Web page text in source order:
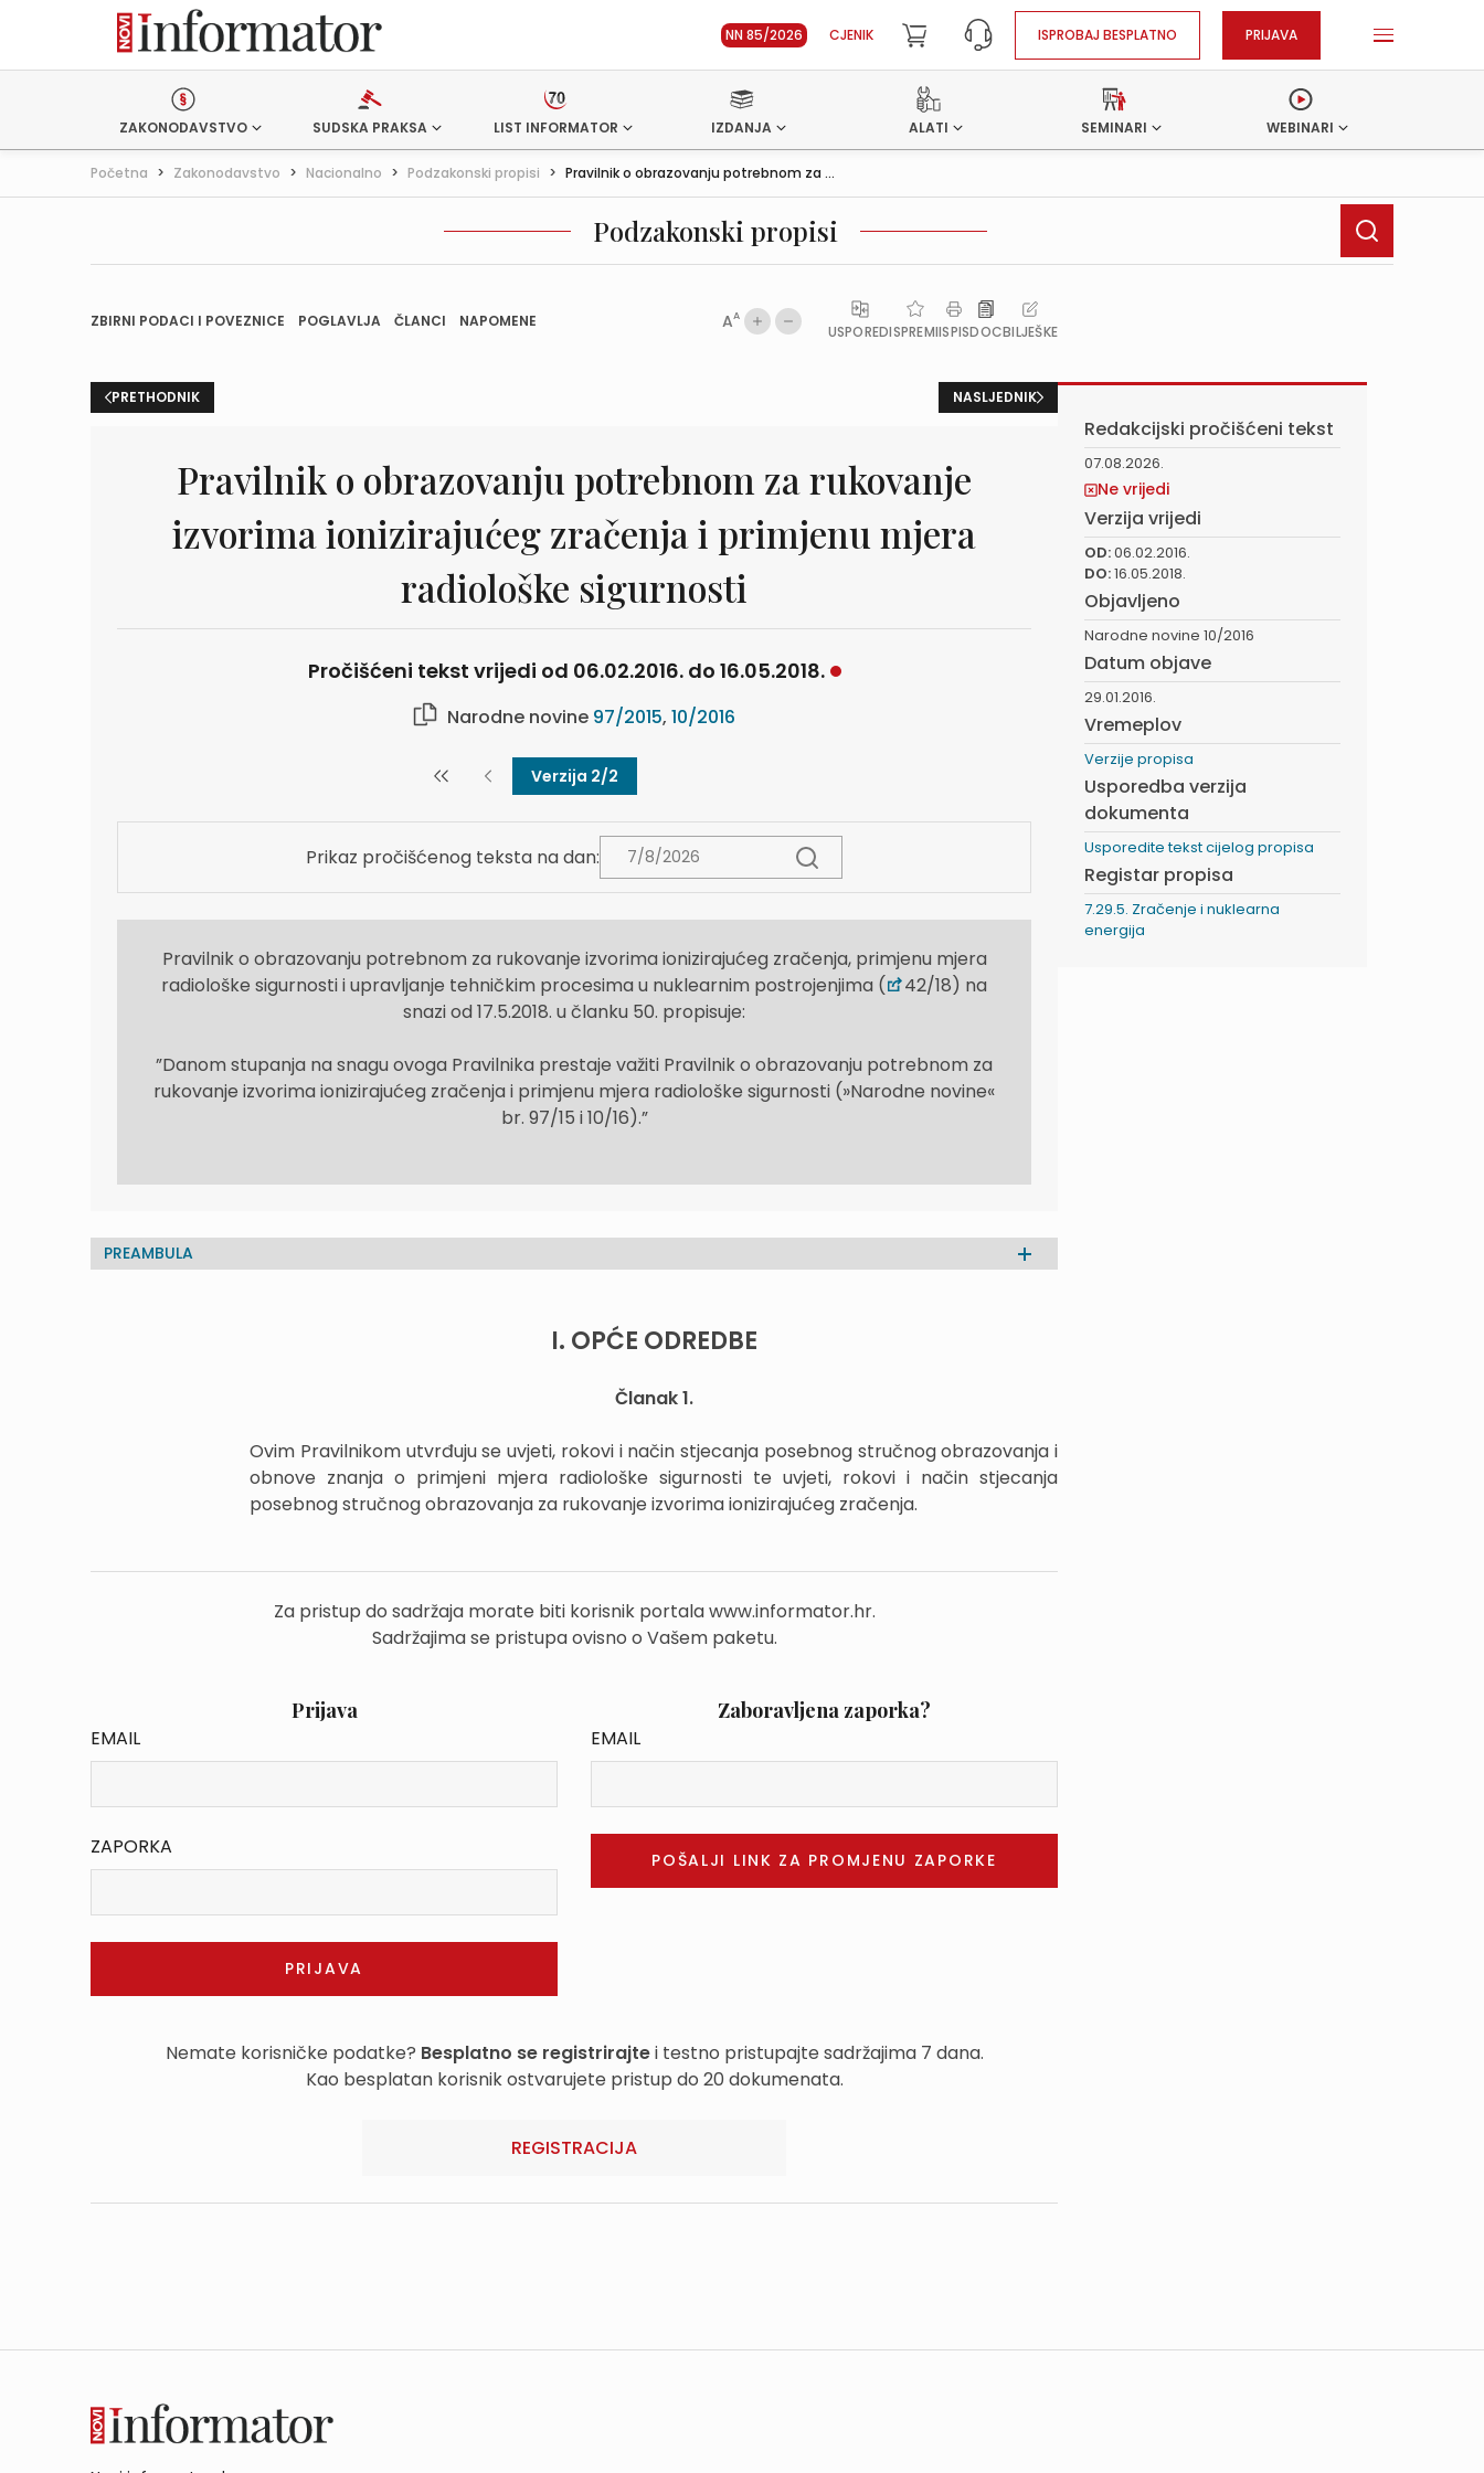
NN 85/2026 CJENIK ISPROBAJ BESPLATNO PRIJAVA
ZAKONODAVSTVO SUDSKA PRAKSA LIST INFORMATOR IZDANJA ALATI SEMINARI WEBINARI
Početna > Zakonodavstvo > Nacionalno > Podzakonski propisi > Pravilnik o obrazovanju potrebnom za ...
Podzakonski propisi
ZBIRNI PODACI I POVEZNICE POGLAVLJA ČLANCI NAPOMENE AA
USPOREDISPREMIISPISDOCBILJEŠKE
PRETHODNIK NASLJEDNIK
Pravilnik o obrazovanju potrebnom za rukovanje
izvorima ionizirajućeg zračenja i primjenu mjera
radiološke sigurnosti
Pročišćeni tekst vrijedi od 06.02.2016. do 16.05.2018.
Narodne novine 97/2015, 10/2016
Verzija 2/2
Prikaz pročišćenog teksta na dan:
Pravilnik o obrazovanju potrebnom za rukovanje izvorima ionizirajućeg zračenja, primjenu mjera
radiološke sigurnosti i upravljanje tehničkim procesima u nuklearnim postrojenjima (
42/18) na
snazi od 17.5.2018. u članku 50. propisuje:
”Danom stupanja na snagu ovoga Pravilnika prestaje važiti Pravilnik o obrazovanju potrebnom za
rukovanje izvorima ionizirajućeg zračenja i primjenu mjera radiološke sigurnosti (»Narodne novine«
br. 97/15 i 10/16).”
PREAMBULA
I. OPĆE ODREDBE
Članak 1.
Ovim Pravilnikom utvrđuju se uvjeti, rokovi i način stjecanja posebnog stručnog obrazovanja i
obnove znanja o primjeni mjera radiološke sigurnosti te uvjeti, rokovi i način stjecanja
posebnog stručnog obrazovanja za rukovanje izvorima ionizirajućeg zračenja.
Za pristup do sadržaja morate biti korisnik portala www.informator.hr.
Sadržajima se pristupa ovisno o Vašem paketu.
Prijava
EMAIL
ZAPORKA
Zaboravljena zaporka?
EMAIL
Nemate korisničke podatke? Besplatno se registrirajtei testno pristupajte sadržajima 7 dana.
Kao besplatan korisnik ostvarujete pristup do 20 dokumenata.
REGISTRACIJA
Redakcijski pročišćeni tekst
07.08.2026.
Ne vrijedi
Verzija vrijedi
OD:06.02.2016.
DO:16.05.2018.
Objavljeno
Narodne novine 10/2016
Datum objave
29.01.2016.
Vremeplov
Verzije propisa
Usporedba verzija
dokumenta
Usporedite tekst cijelog propisa
Registar propisa
7.29.5. Zračenje i nuklearna
energija